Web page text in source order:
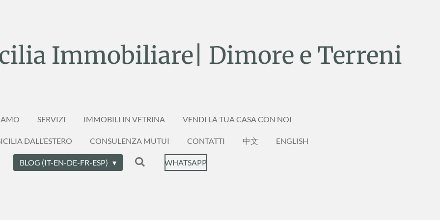
Immobiliare| Dimore e Terreni
SERVIZI IMMOBILI IN VETRINA VENDI LA TUA CASA CON NOI
DALL’ESTERO CONSULENZA MUTUI CONTATTI 中文 ENGLISH
BLOG (IT-EN-DE-FR-ESP) WHATSAPP